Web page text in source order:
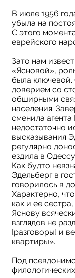
В июле 1956
убыла на
С этого
еврейского
Зато нам
«Ясновой»,
была ключевой.
доверием со
обширными
населения.
сменила
недостаточно
высказывания
регулярно
ездила в
Как будто
Эдельберг в
говорилось в
Характерно,
как и ее
Яснову
взглядов не
[разговоры] и
квартиры».
Под